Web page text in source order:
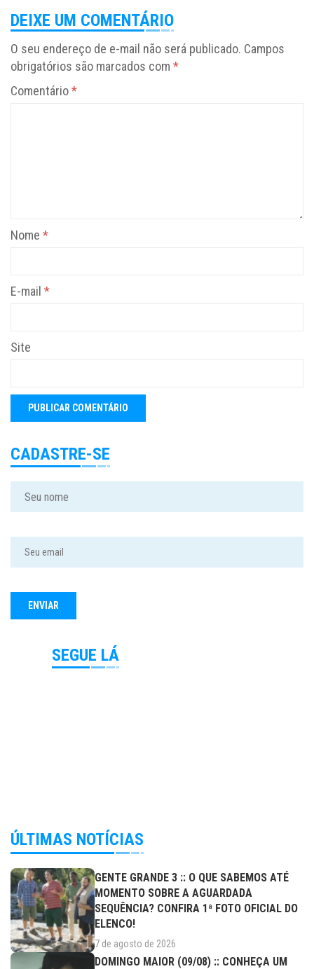
DEIXE UM COMENTÁRIO
O seu endereço de e-mail não será publicado. Campos
obrigatórios são marcados com *
Comentário*
Nome *
E-mail *
Site
CADASTRE-SE
SEGUE LÁ
ÚLTIMAS NOTÍCIAS
GENTE GRANDE 3 :: O QUE SABEMOS ATÉ
MOMENTO SOBRE A AGUARDADA
SEQUÊNCIA? CONFIRA 1ª FOTO OFICIAL DO
ELENCO!
7 de agosto de 2026
DOMINGO MAIOR (09/08) :: CONHEÇA UM